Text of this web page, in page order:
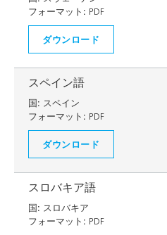
フォーマット: PDF
ダウンロード
スペイン語
国: スペイン
フォーマット: PDF
ダウンロード
スロバキア語
国: スロバキア
フォーマット: PDF